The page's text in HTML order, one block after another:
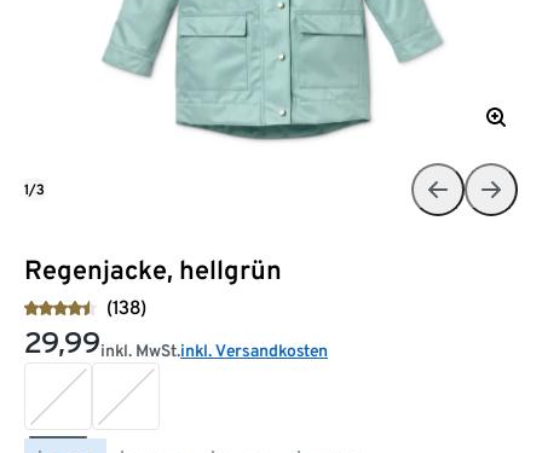
Regenjacke, hellgrün
(138)
29,99inkl. MwSt.inkl. Versandkosten
1/3